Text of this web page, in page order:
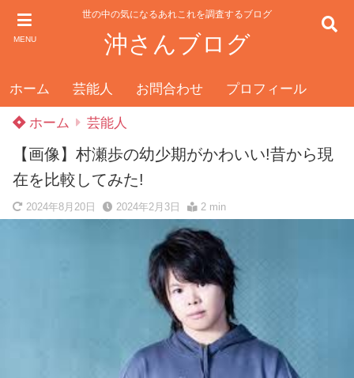
MENU
世の中の気になるあれこれを調査するブログ
沖さんブログ
ホーム 芸能人 お問合わせ プロフィール
ホーム 芸能人
【画像】村瀬歩の幼少期がかわいい!昔から現
在を比較してみた!
2024年8月20日 2024年2月3日 2 min